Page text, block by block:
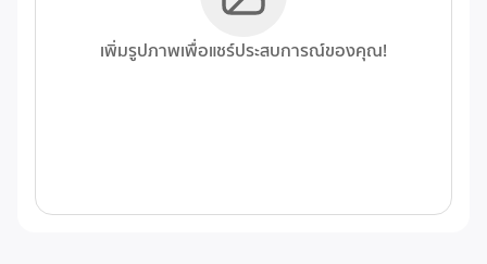
เพิ่มรูปภาพเพื่อแชร์ประสบการณ์ของคุณ!